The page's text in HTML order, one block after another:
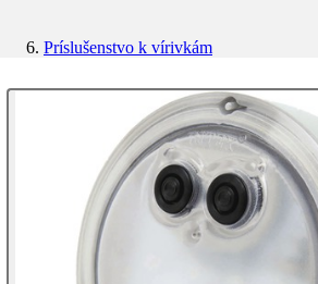
Príslušenstvo k vírivkám